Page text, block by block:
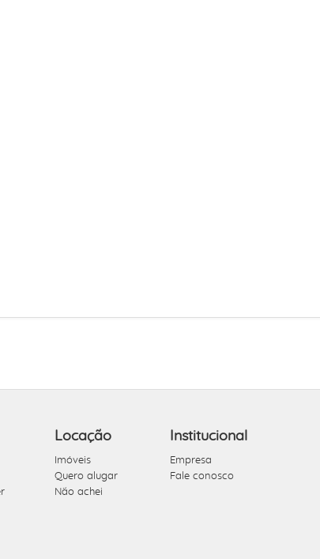
Locação
Imóveis
Quero alugar
Não achei
Institucional
Empresa
Fale conosco